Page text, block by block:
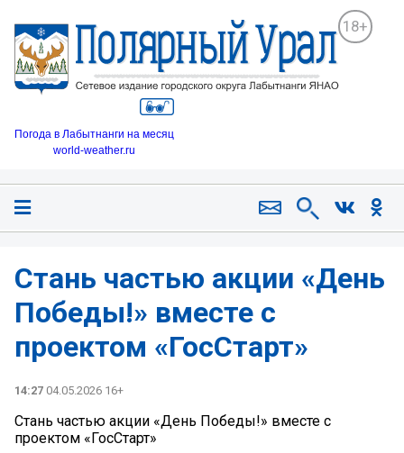
18+
Погода в Лабытнанги на месяц
world-weather.ru
Стань частью акции «День
Победы!» вместе с
проектом «ГосСтарт»
14:27 04.05.2026 16+
Стань частью акции «День Победы!» вместе с
проектом «ГосСтарт»